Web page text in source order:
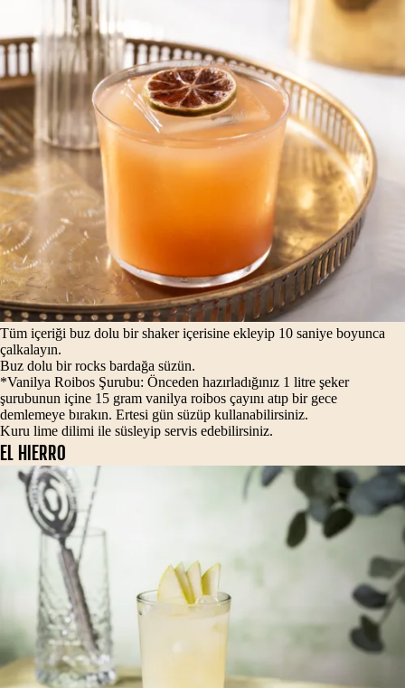
Tüm içeriği buz dolu bir shaker içerisine ekleyip 10 saniye boyunca
çalkalayın.
Buz dolu bir rocks bardağa süzün.
*Vanilya Roibos Şurubu: Önceden hazırladığınız 1 litre şeker
şurubunun içine 15 gram vanilya roibos çayını atıp bir gece
demlemeye bırakın. Ertesi gün süzüp kullanabilirsiniz.
Kuru lime dilimi ile süsleyip servis edebilirsiniz.
EL HIERRO